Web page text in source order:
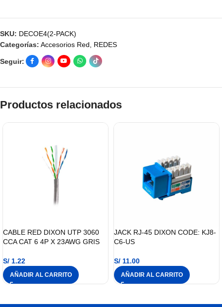
SKU: DECOE4(2-PACK)
Categorías: Accesorios Red, REDES
Seguir:
Productos relacionados
CABLE RED DIXON UTP 3060
CCA CAT 6 4P X 23AWG GRIS
S/ 1.22
AÑADIR AL CARRITO
JACK RJ-45 DIXON CODE: KJ8-
C6-US
S/ 11.00
AÑADIR AL CARRITO